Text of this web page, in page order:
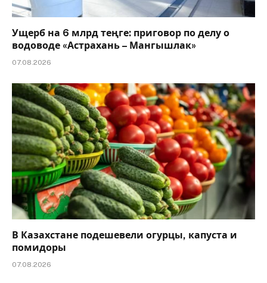
Ущерб на 6 млрд теңге: приговор по делу о
водоводе «Астрахань – Мангышлак»
07.08.2026
В Казахстане подешевели огурцы, капуста и
помидоры
07.08.2026